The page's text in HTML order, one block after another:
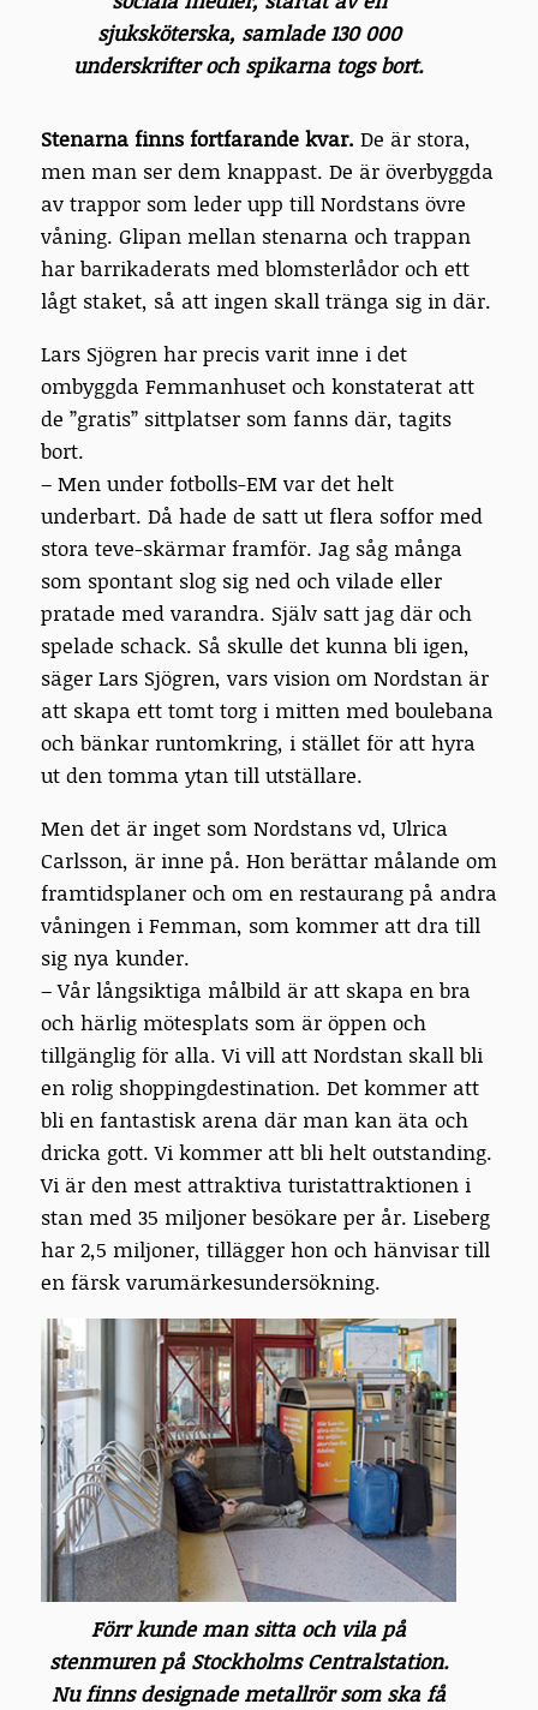
sjuksköterska, samlade 130 000
underskrifter och spikarna togs bort.
Stenarna finns fortfarande kvar. De är stora,
men man ser dem knappast. De är överbyggda
av trappor som leder upp till Nordstans övre
våning. Glipan mellan stenarna och trappan
har barrikaderats med blomsterlådor och ett
lågt staket, så att ingen skall tränga sig in där.
Lars Sjögren har precis varit inne i det
ombyggda Femmanhuset och konstaterat att
de ”gratis” sittplatser som fanns där, tagits
bort.
– Men under fotbolls-EM var det helt
underbart. Då hade de satt ut flera soffor med
stora teve-skärmar framför. Jag såg många
som spontant slog sig ned och vilade eller
pratade med varandra. Själv satt jag där och
spelade schack. Så skulle det kunna bli igen,
säger Lars Sjögren, vars vision om Nordstan är
att skapa ett tomt torg i mitten med boulebana
och bänkar runtomkring, i stället för att hyra
ut den tomma ytan till utställare.
Men det är inget som Nordstans vd, Ulrica
Carlsson, är inne på. Hon berättar målande om
framtidsplaner och om en restaurang på andra
våningen i Femman, som kommer att dra till
sig nya kunder.
– Vår långsiktiga målbild är att skapa en bra
och härlig mötesplats som är öppen och
tillgänglig för alla. Vi vill att Nordstan skall bli
en rolig shoppingdestination. Det kommer att
bli en fantastisk arena där man kan äta och
dricka gott. Vi kommer att bli helt outstanding.
Vi är den mest attraktiva turistattraktionen i
stan med 35 miljoner besökare per år. Liseberg
har 2,5 miljoner, tillägger hon och hänvisar till
en färsk varumärkesundersökning.
Förr kunde man sitta och vila på
stenmuren på Stockholms Centralstation.
Nu finns designade metallrör som ska få